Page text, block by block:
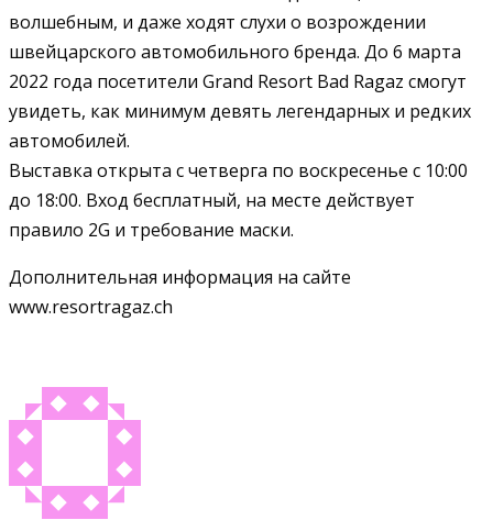
волшебным, и даже ходят слухи о возрождении
швейцарского автомобильного бренда. До 6 марта
2022 года посетители Grand Resort Bad Ragaz смогут
увидеть, как минимум девять легендарных и редких
автомобилей.
Выставка открыта с четверга по воскресенье с 10:00
до 18:00. Вход бесплатный, на месте действует
правило 2G и требование маски.
Дополнительная информация на сайте
www.resortragaz.ch